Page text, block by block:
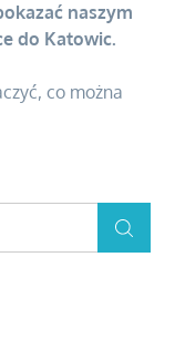
naszym
do Katowic.
co można
Search